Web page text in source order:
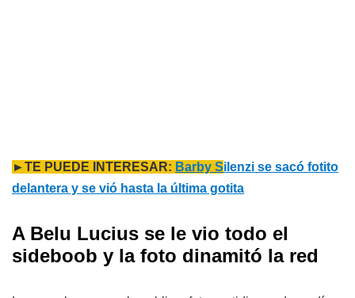
►TE PUEDE INTERESAR: Barby Silenzi se sacó fotito
delantera y se vió hasta la última gotita
A Belu Lucius se le vio todo el
sideboob y la foto dinamitó la red